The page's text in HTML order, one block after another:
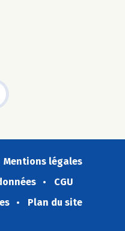
Mentions légales
CGU
Plan du site